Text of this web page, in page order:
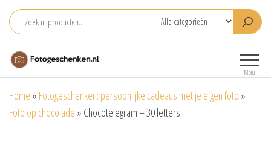
naar
inhoud
voor je foto
Menu
Home » Fotogeschenken: persoonlijke cadeaus met je eigen foto »
Foto op chocolade » Chocotelegram – 30 letters